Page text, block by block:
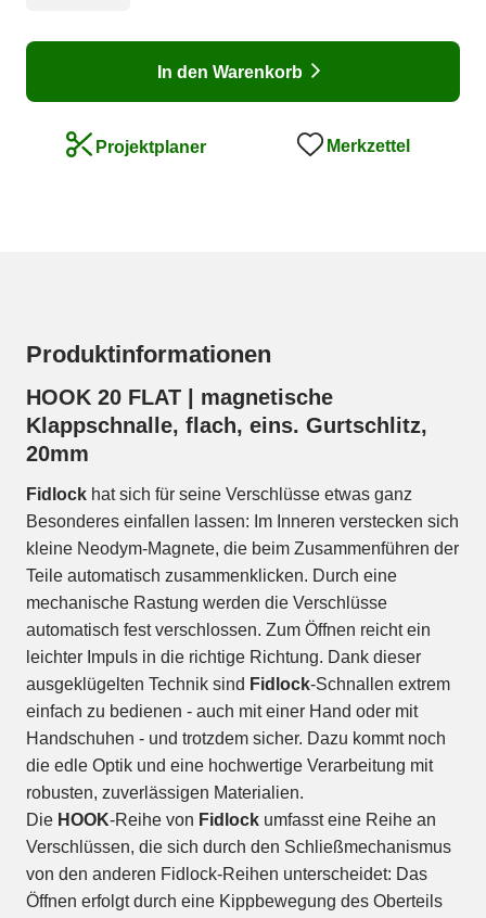
In den Warenkorb
Projektplaner Merkzettel
Produktinformationen
HOOK 20 FLAT | magnetische
Klappschnalle, flach, eins. Gurtschlitz,
20mm
Fidlock hat sich für seine Verschlüsse etwas ganz
Besonderes einfallen lassen: Im Inneren verstecken sich
kleine Neodym-Magnete, die beim Zusammenführen der
Teile automatisch zusammenklicken. Durch eine
mechanische Rastung werden die Verschlüsse
automatisch fest verschlossen. Zum Öffnen reicht ein
leichter Impuls in die richtige Richtung. Dank dieser
ausgeklügelten Technik sind Fidlock-Schnallen extrem
einfach zu bedienen - auch mit einer Hand oder mit
Handschuhen - und trotzdem sicher. Dazu kommt noch
die edle Optik und eine hochwertige Verarbeitung mit
robusten, zuverlässigen Materialien.
Die HOOK-Reihe von Fidlock umfasst eine Reihe an
Verschlüssen, die sich durch den Schließmechanismus
von den anderen Fidlock-Reihen unterscheidet: Das
Öffnen erfolgt durch eine Kippbewegung des Oberteils